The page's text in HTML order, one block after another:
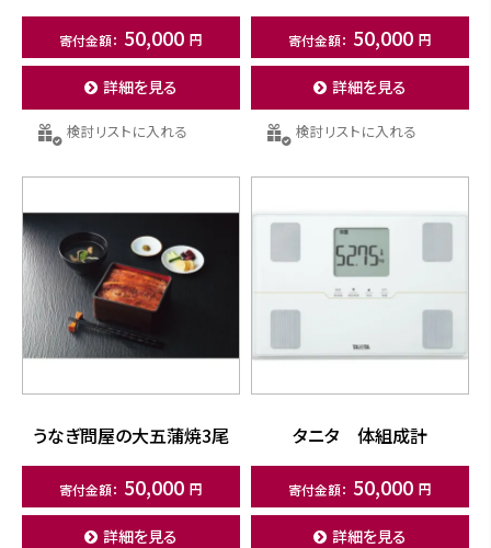
50,000
詳細を見る
検討リストに入れる
50,000
詳細を見る
検討リストに入れる
うなぎ問屋の大五蒲焼3尾
50,000
詳細を見る
タニタ 体組成計
50,000
詳細を見る